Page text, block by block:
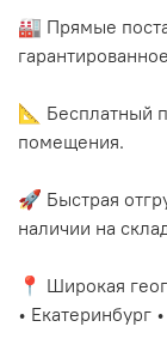
🏭 Прямые
📐 Бесплатный
помещения.
🚀 Быстрая
наличии на
📍 Широкая
• Екатеринбург